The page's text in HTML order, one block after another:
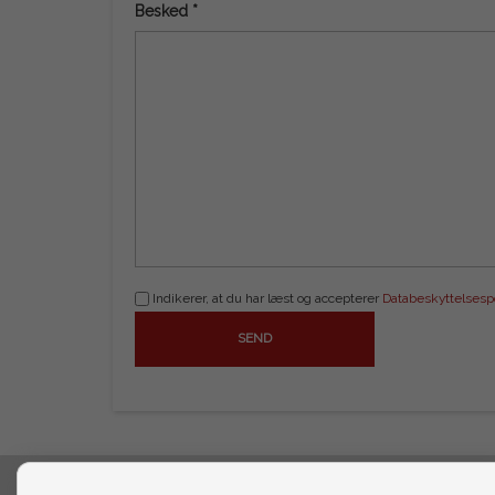
Besked *
Indikerer, at du har læst og accepterer